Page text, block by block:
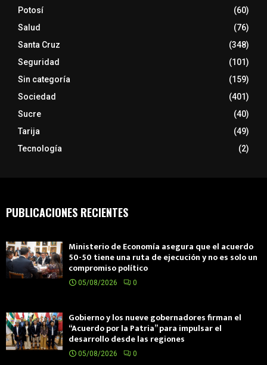
Potosí
(60)
Salud
(76)
Santa Cruz
(348)
Seguridad
(101)
Sin categoría
(159)
Sociedad
(401)
Sucre
(40)
Tarija
(49)
Tecnología
(2)
PUBLICACIONES RECIENTES
Ministerio de Economía asegura que el acuerdo
50-50 tiene una ruta de ejecución y no es solo un
compromiso político
05/08/2026 0
Gobierno y los nueve gobernadores firman el
“Acuerdo por la Patria” para impulsar el
desarrollo desde las regiones
05/08/2026 0